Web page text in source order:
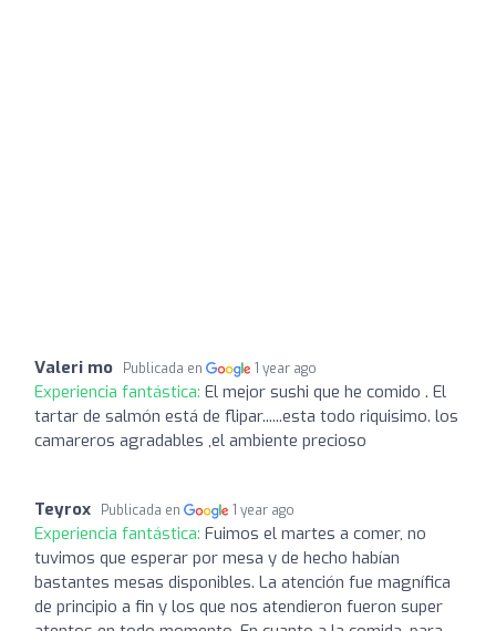
Valeri mo Publicada en 1 year ago
Experiencia fantástica: El mejor sushi que he comido . El
tartar de salmón está de flipar......esta todo riquisimo. los
camareros agradables ,el ambiente precioso
Teyrox Publicada en 1 year ago
Experiencia fantástica: Fuimos el martes a comer, no
tuvimos que esperar por mesa y de hecho habían
bastantes mesas disponibles. La atención fue magnífica
de principio a fin y los que nos atendieron fueron super